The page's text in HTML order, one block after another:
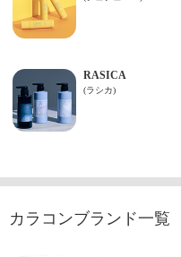
カラコンブランド一覧